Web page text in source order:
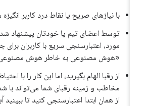
با نیازهای صریح یا نقاط درد کاربر انگیزه
توسط اعضای تیم یا خودتان پیشنهاد شده
مورد، اعتبارسنجی سریع با کاربران برای
«هوش مصنوعی به خاطر هوش مصنوعی»
از رقبا الهام بگیرید، اما این کار را با احتیاط
مخاطب و زمینه رقبای شما می‌تواند با شما
از همان ابتدا اعتبارسنجی کنید تا ببینید آیا